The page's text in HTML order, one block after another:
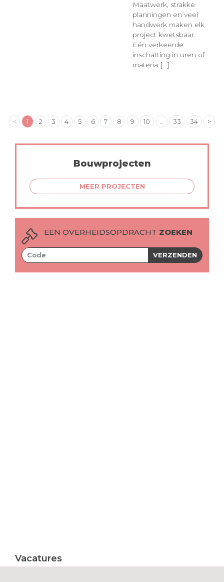
Maatwerk, strakke
planningen en veel
handwerk maken elk
project kwetsbaar.
Eén verkeerde
inschatting in uren of
materia [...]
< 1 2 3 4 5 6 7 8 9 10 33 34 >
Bouwprojecten
MEER PROJECTEN
EEN OVERHEIDSOPDRACHT ZOEKEN
VERZENDEN
Vacatures